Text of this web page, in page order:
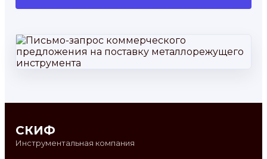
СКИФ
Инструментальная компания